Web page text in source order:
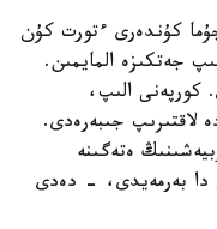
كۇندەرى ءتورت كۇن
جەتكىزە المايمىن.
كورپەنى الىپ،
لاقتىرىپ جىبەرەدى.
ەتەگىنە
دا بەرمەيدى، - دەدى